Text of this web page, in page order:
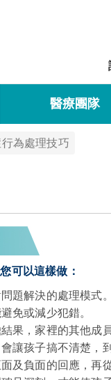
醫療團隊
為處理技巧
可以這樣做：
題解決的處理模式。
免或減少犯錯。
果，家裡的其他成
讓孩子搞不清楚，
及負面的回應，再